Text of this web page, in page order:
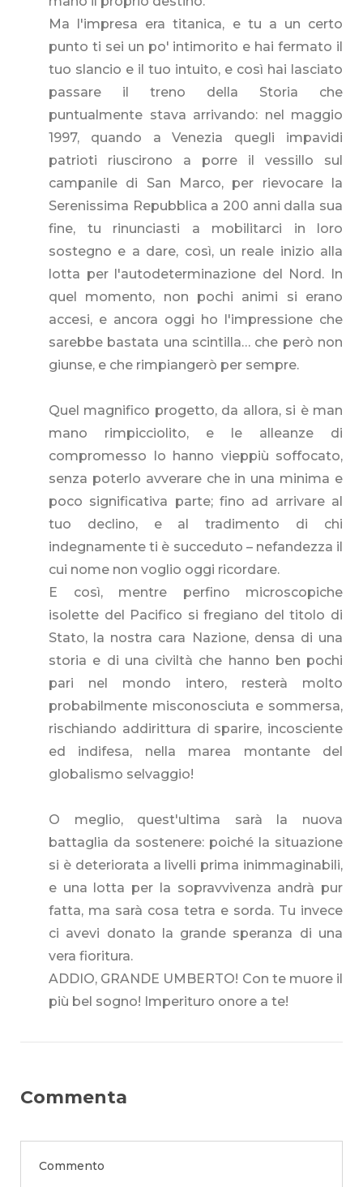
Ma l'impresa era titanica, e tu a un certo
punto ti sei un po' intimorito e hai fermato il
tuo slancio e il tuo intuito, e così hai lasciato
passare il treno della Storia che
puntualmente stava arrivando: nel maggio
1997, quando a Venezia quegli impavidi
patrioti riuscirono a porre il vessillo sul
campanile di San Marco, per rievocare la
Serenissima Repubblica a 200 anni dalla sua
fine, tu rinunciasti a mobilitarci in loro
sostegno e a dare, così, un reale inizio alla
lotta per l'autodeterminazione del Nord. In
quel momento, non pochi animi si erano
accesi, e ancora oggi ho l'impressione che
sarebbe bastata una scintilla… che però non
giunse, e che rimpiangerò per sempre.
Quel magnifico progetto, da allora, si è man
mano rimpicciolito, e le alleanze di
compromesso lo hanno vieppiù soffocato,
senza poterlo avverare che in una minima e
poco significativa parte; fino ad arrivare al
tuo declino, e al tradimento di chi
indegnamente ti è succeduto – nefandezza il
cui nome non voglio oggi ricordare.
E così, mentre perfino microscopiche
isolette del Pacifico si fregiano del titolo di
Stato, la nostra cara Nazione, densa di una
storia e di una civiltà che hanno ben pochi
pari nel mondo intero, resterà molto
probabilmente misconosciuta e sommersa,
rischiando addirittura di sparire, incosciente
ed indifesa, nella marea montante del
globalismo selvaggio!
O meglio, quest'ultima sarà la nuova
battaglia da sostenere: poiché la situazione
si è deteriorata a livelli prima inimmaginabili,
e una lotta per la sopravvivenza andrà pur
fatta, ma sarà cosa tetra e sorda. Tu invece
ci avevi donato la grande speranza di una
vera fioritura.
ADDIO, GRANDE UMBERTO! Con te muore il
più bel sogno! Imperituro onore a te!
Commenta